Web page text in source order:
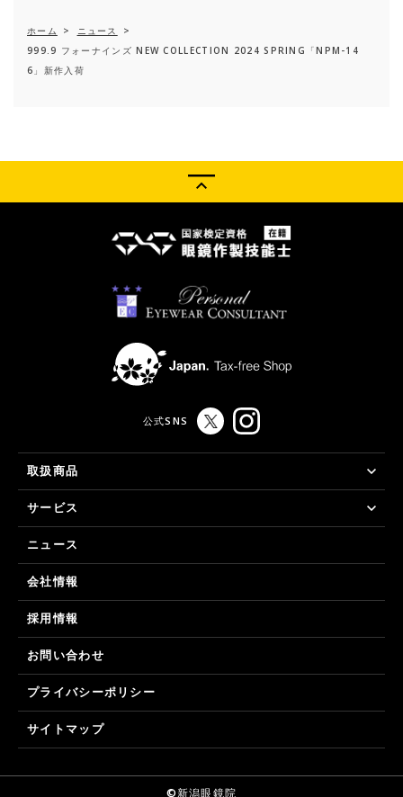
ホーム > ニュース
>
999.9 フォーナインズ NEW COLLECTION 2024 SPRING「NPM-14
6」新作入荷
公式SNS
取扱商品
サービス
ニュース
会社情報
採用情報
お問い合わせ
プライバシーポリシー
サイトマップ
©新潟眼鏡院